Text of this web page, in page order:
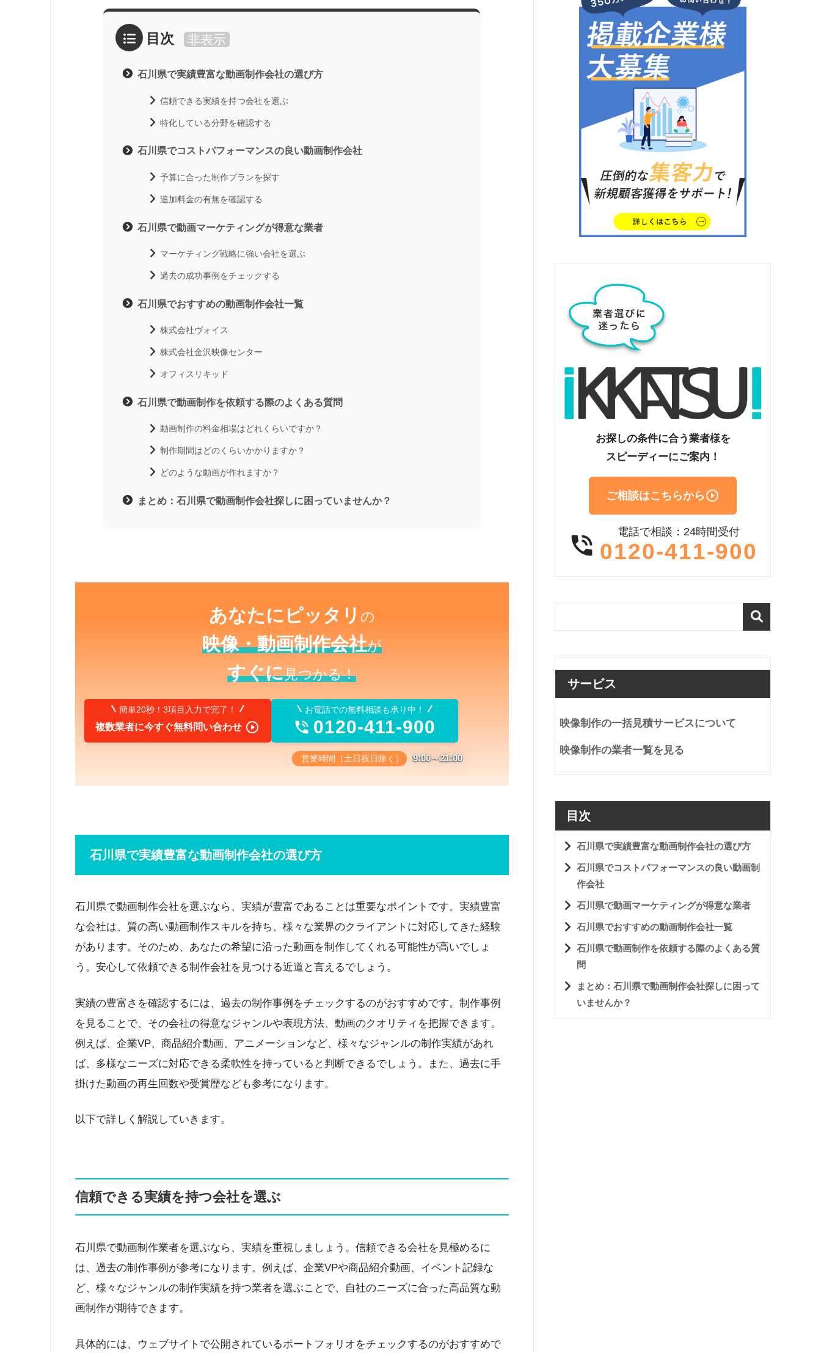
目次 非表示
石川県で実績豊富な動画制作会社の選び方
信頼できる実績を持つ会社を選ぶ
特化している分野を確認する
石川県でコストパフォーマンスの良い動画制作会社
予算に合った制作プランを探す
追加料金の有無を確認する
石川県で動画マーケティングが得意な業者
マーケティング戦略に強い会社を選ぶ
過去の成功事例をチェックする
石川県でおすすめの動画制作会社一覧
株式会社ヴォイス
株式会社金沢映像センター
オフィスリキッド
石川県で動画制作を依頼する際のよくある質問
動画制作の料金相場はどれくらいですか？
制作期間はどのくらいかかりますか？
どのような動画が作れますか？
まとめ：石川県で動画制作会社探しに困っていませんか？
あなたにピッタリ の
映像・動画制作会社が
すぐに見つかる！
簡単20秒！3項目入力で完了！
複数業者に今すぐ無料問い合わせ 
お電話での無料相談も承り中！
 0120-411-900
営業時間（土日祝日除く） 9:00～21:00
石川県で実績豊富な動画制作会社の選び方
石川県で動画制作会社を選ぶなら、実績が豊富であることは重要なポイントです。実績豊富
な会社は、質の高い動画制作スキルを持ち、様々な業界のクライアントに対応してきた経験
があります。そのため、あなたの希望に沿った動画を制作してくれる可能性が高いでしょ
う。安心して依頼できる制作会社を見つける近道と言えるでしょう。
実績の豊富さを確認するには、過去の制作事例をチェックするのがおすすめです。制作事例
を見ることで、その会社の得意なジャンルや表現方法、動画のクオリティを把握できます。
例えば、企業VP、商品紹介動画、アニメーションなど、様々なジャンルの制作実績があれ
ば、多様なニーズに対応できる柔軟性を持っていると判断できるでしょう。また、過去に手
掛けた動画の再生回数や受賞歴なども参考になります。
以下で詳しく解説していきます。
信頼できる実績を持つ会社を選ぶ
石川県で動画制作業者を選ぶなら、実績を重視しましょう。信頼できる会社を見極めるに
は、過去の制作事例が参考になります。例えば、企業VPや商品紹介動画、イベント記録な
ど、様々なジャンルの制作実績を持つ業者を選ぶことで、自社のニーズに合った高品質な動
画制作が期待できます。
具体的には、ウェブサイトで公開されているポートフォリオをチェックするのがおすすめで
お探しの条件に合う業者様を
スピーディーにご案内！
ご相談はこちらから 
 電話で相談：24時間受付
0120-411-900
サービス
映像制作の一括見積サービスについて
映像制作の業者一覧を見る
目次
石川県で実績豊富な動画制作会社の選び方
石川県でコストパフォーマンスの良い動画制
作会社
石川県で動画マーケティングが得意な業者
石川県でおすすめの動画制作会社一覧
石川県で動画制作を依頼する際のよくある質
問
まとめ：石川県で動画制作会社探しに困って
いませんか？